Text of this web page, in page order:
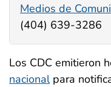
Medios de
(404) 639-3286
Los CDC emitieron
nacionalpara